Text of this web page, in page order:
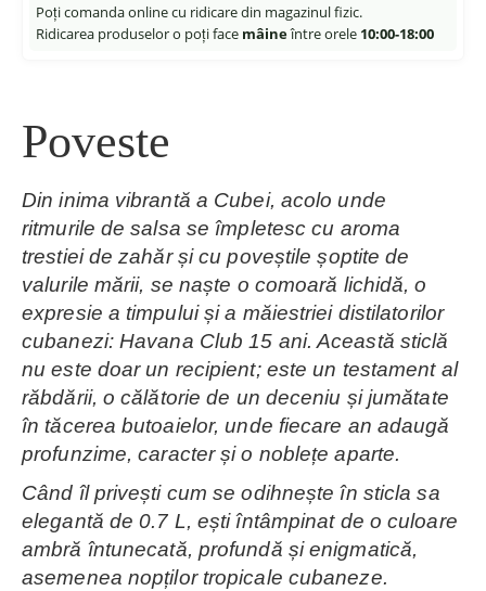
Poți comanda online cu ridicare din magazinul fizic.
Ridicarea produselor o poți face mâineîntre orele 10:00-18:00
Poveste
Din inima vibrantă a Cubei, acolo unde
ritmurile de salsa se împletesc cu aroma
trestiei de zahăr și cu poveștile șoptite de
valurile mării, se naște o comoară lichidă, o
expresie a timpului și a măiestriei distilatorilor
cubanezi: Havana Club 15 ani. Această sticlă
nu este doar un recipient; este un testament al
răbdării, o călătorie de un deceniu și jumătate
în tăcerea butoaielor, unde fiecare an adaugă
profunzime, caracter și o noblețe aparte.
Când îl privești cum se odihnește în sticla sa
elegantă de 0.7 L, ești întâmpinat de o culoare
ambră întunecată, profundă și enigmatică,
asemenea nopților tropicale cubaneze.